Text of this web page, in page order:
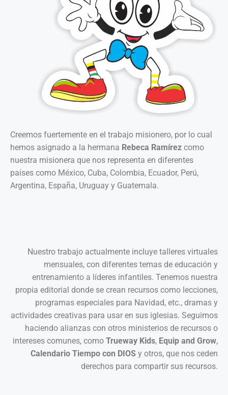
Creemos fuertemente en el trabajo misionero, por lo cual
hemos asignado a la hermana Rebeca Ramírez como
nuestra misionera que nos representa en diferentes
países como México, Cuba, Colombia, Ecuador, Perú,
Argentina, España, Uruguay y Guatemala.
Nuestro trabajo actualmente incluye talleres virtuales
mensuales, con diferentes temas de educación y
entrenamiento a líderes infantiles. Tenemos nuestra
propia editorial donde se crean recursos como lecciones,
programas especiales para Navidad, etc., dramas y
actividades creativas para usar en sus iglesias. Seguimos
haciendo alianzas con otros ministerios de recursos o
intereses comunes, como Trueway Kids, Equip and Grow,
Calendario Tiempo con DIOS y otros, que nos ceden
derechos para compartir sus recursos.